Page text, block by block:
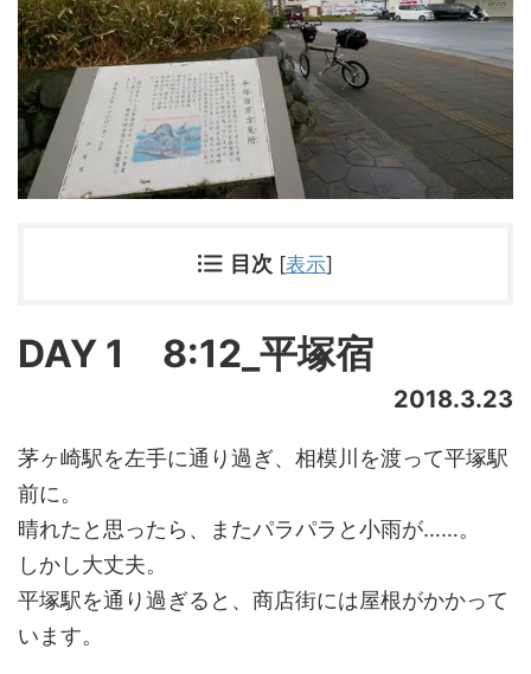
目次 [表示]
DAY 1 8:12_平塚宿
2018.3.23
茅ヶ崎駅を左手に通り過ぎ、相模川を渡って平塚駅
前に。
晴れたと思ったら、またパラパラと小雨が……。
しかし大丈夫。
平塚駅を通り過ぎると、商店街には屋根がかかって
います。